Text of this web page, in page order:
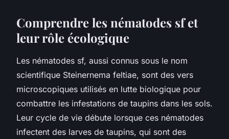
Comprendre les nématodes sf et
leur rôle écologique
Les nématodes sf, aussi connus sous le nom
scientifique Steinernema feltiae, sont des vers
microscopiques utilisés en lutte biologique pour
combattre les infestations de taupins dans les sols.
Leur cycle de vie débute lorsque ces nématodes
infectent des larves de taupins, qui sont des